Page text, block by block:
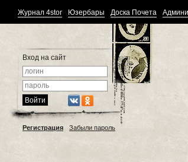
Журнал 4stor Юзербары Доска Почета
Вход на сайт
Регистрация Забыли пароль